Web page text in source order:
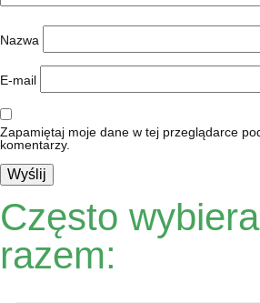
Nazwa
E-mail
Zapamiętaj moje dane w tej przeglądarce
komentarzy.
Często
razem: